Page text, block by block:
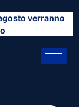
verranno